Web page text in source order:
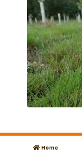
Home